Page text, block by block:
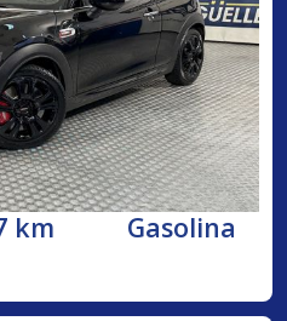
km Gasolina